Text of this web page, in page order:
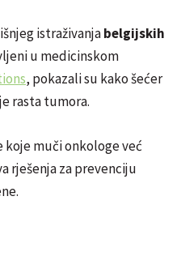
istraživanjabelgijskih
u medicinskom
, pokazali su kako šećer
rasta tumora.
muči onkologe već
rješenja za prevenciju